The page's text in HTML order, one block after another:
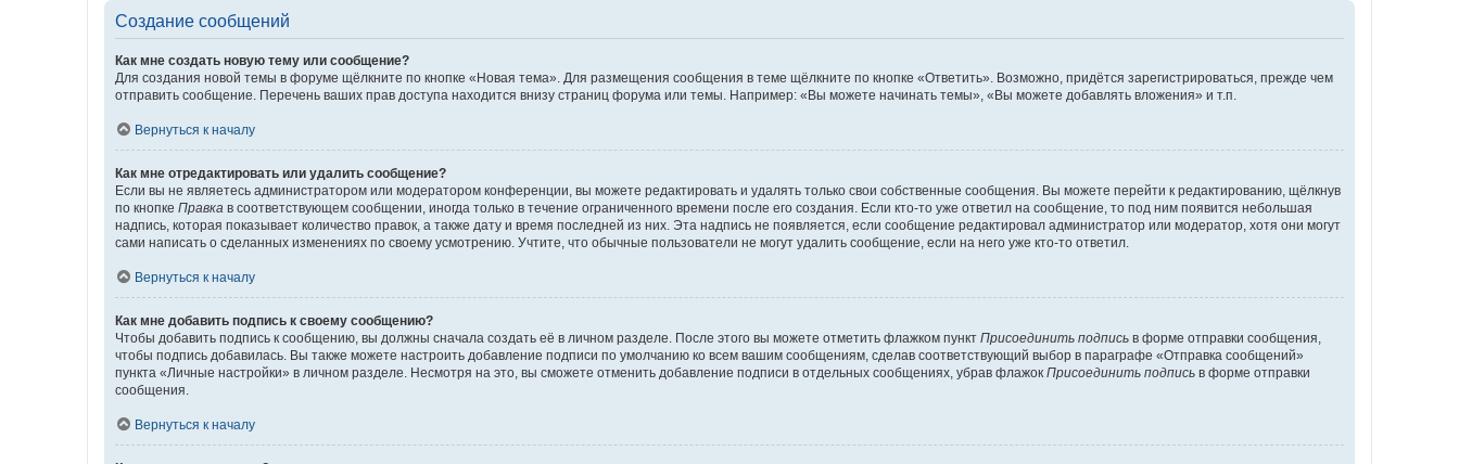
Создание сообщений
Как мне создать новую тему или сообщение?
Для создания новой темы в форуме щёлкните по кнопке «Новая тема». Для размещения сообщения в теме щёлкните по кнопке «Ответить». Возможно, придётся зарегистрироваться, прежде чем
отправить сообщение. Перечень ваших прав доступа находится внизу страниц форума или темы. Например: «Вы можете начинать темы», «Вы можете добавлять вложения» и т.п.
Вернуться к началу
Как мне отредактировать или удалить сообщение?
Если вы не являетесь администратором или модератором конференции, вы можете редактировать и удалять только свои собственные сообщения. Вы можете перейти к редактированию, щёлкнув
по кнопке Правка в соответствующем сообщении, иногда только в течение ограниченного времени после его создания. Если кто-то уже ответил на сообщение, то под ним появится небольшая
надпись, которая показывает количество правок, а также дату и время последней из них. Эта надпись не появляется, если сообщение редактировал администратор или модератор, хотя они могут
сами написать о сделанных изменениях по своему усмотрению. Учтите, что обычные пользователи не могут удалить сообщение, если на него уже кто-то ответил.
Вернуться к началу
Как мне добавить подпись к своему сообщению?
Чтобы добавить подпись к сообщению, вы должны сначала создать её в личном разделе. После этого вы можете отметить флажком пункт Присоединить подпись в форме отправки сообщения,
чтобы подпись добавилась. Вы также можете настроить добавление подписи по умолчанию ко всем вашим сообщениям, сделав соответствующий выбор в параграфе «Отправка сообщений»
пункта «Личные настройки» в личном разделе. Несмотря на это, вы сможете отменить добавление подписи в отдельных сообщениях, убрав флажок Присоединить подпись в форме отправки
сообщения.
Вернуться к началу